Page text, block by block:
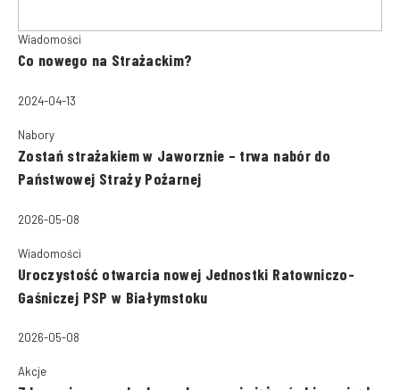
Wiadomości
Co nowego na Strażackim?
2024-04-13
Nabory
Zostań strażakiem w Jaworznie – trwa nabór do
Państwowej Straży Pożarnej
2026-05-08
Wiadomości
Uroczystość otwarcia nowej Jednostki Ratowniczo-
Gaśniczej PSP w Białymstoku
2026-05-08
Akcje